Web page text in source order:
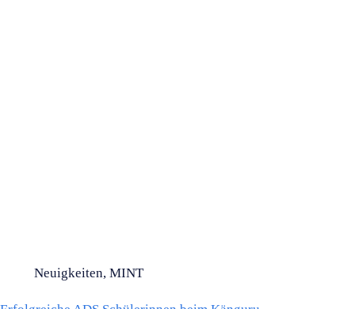
Neuigkeiten, MINT